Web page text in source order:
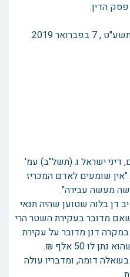
2019.
דיני ישראל ג (תשל"ב) עמ'
שומעים לאדם המכריז
מעשה עבירה".
דן בלוה שטוען שהיה תנאי
מדובר בעקירת השטר הרי
במקרה דנן מדובר על עקירת
50 אלף ₪.
דומה, ומדבריו עולה